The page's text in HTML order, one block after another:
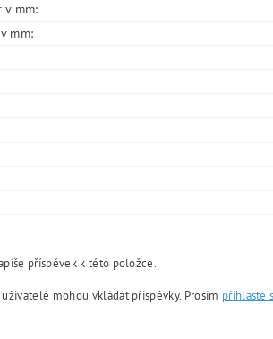
mm:
mm:
příspěvek k této položce.
mohou vkládat příspěvky. Prosím přihlaste